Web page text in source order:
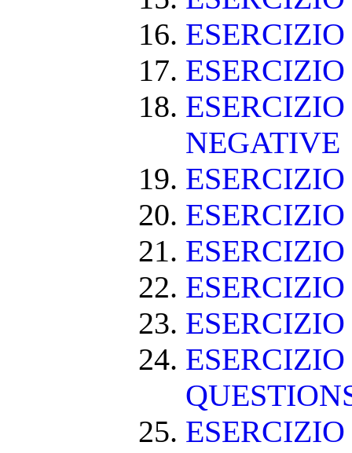
NEGATIVE